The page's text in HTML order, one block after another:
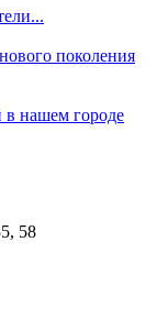
поколения
в нашем городе